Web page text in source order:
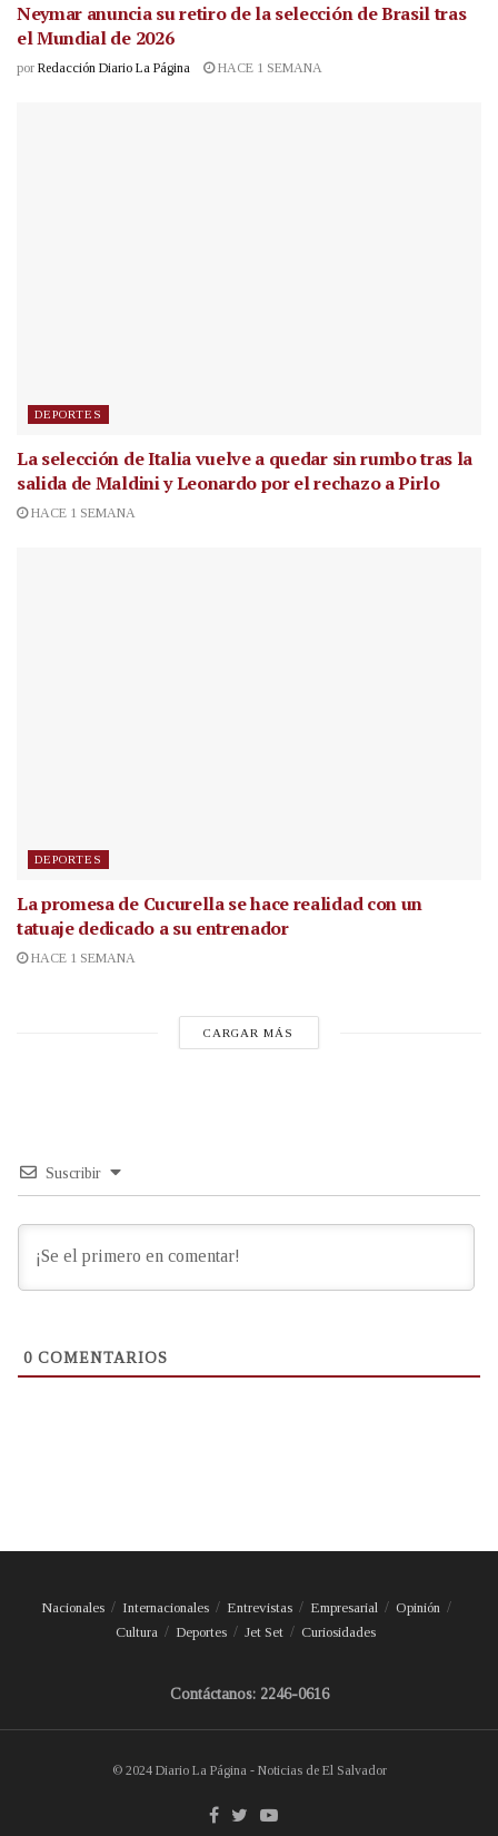
Neymar anuncia su retiro de la selección de Brasil tras
el Mundial de 2026
por Redacción Diario La Página HACE 1 SEMANA
DEPORTES
La selección de Italia vuelve a quedar sin rumbo tras la
salida de Maldini y Leonardo por el rechazo a Pirlo
HACE 1 SEMANA
DEPORTES
La promesa de Cucurella se hace realidad con un
tatuaje dedicado a su entrenador
HACE 1 SEMANA
CARGAR MÁS
Suscribir
0 COMENTARIOS
Nacionales Internacionales Entrevistas Empresarial
Opinión
Cultura
Deportes Jet Set Curiosidades
Contáctanos: 2246-0616
© 2024 Diario La Página - Noticias de El Salvador